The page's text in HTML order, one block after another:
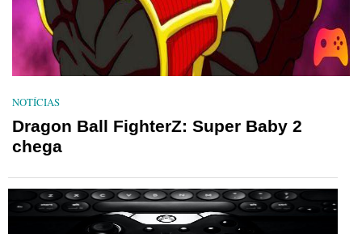
NOTÍCIAS
Dragon Ball FighterZ: Super Baby 2
chega